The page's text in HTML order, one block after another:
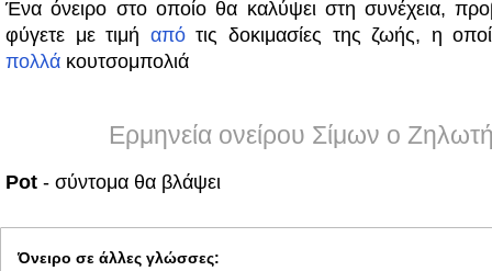
Ένα όνειρο στο οποίο θα καλύψει στη συνέχεια,
φύγετε με τιμή απότις δοκιμασίες της ζωής, η
πολλά κουτσομπολιά
Ερμηνεία ονείρου Σίμων ο
Pot - σύντομα θα βλάψει
Όνειρο σε άλλες γλώσσες: